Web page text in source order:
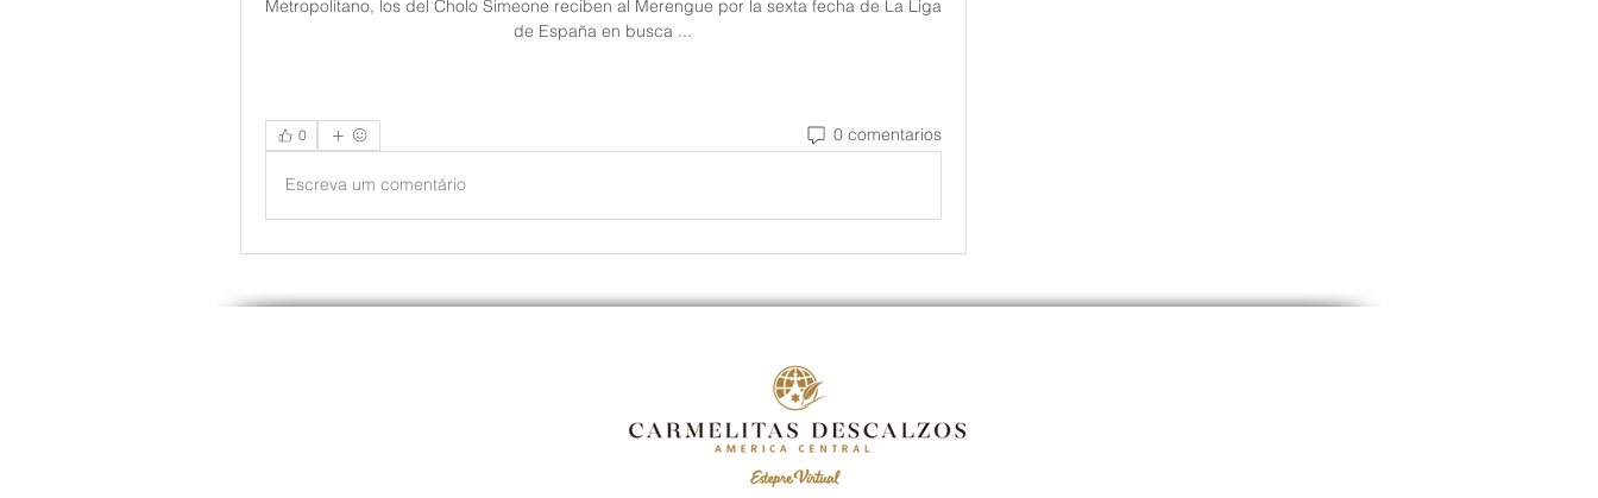
Metropolitano, los del Cholo Simeone reciben al Merengue por la sexta fecha de La Liga
de España en busca ...
0 0 comentarios
Escreva um comentário